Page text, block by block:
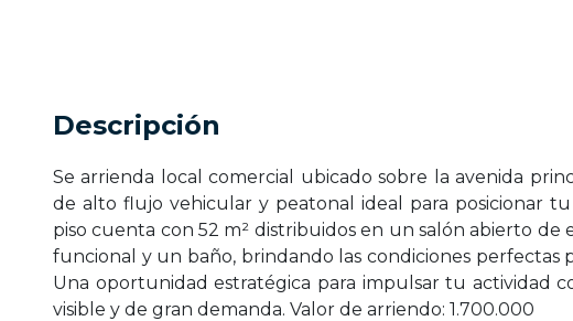
Descripción
Se arrienda local comercial ubicado sobre la avenida
de alto flujo vehicular y peatonal ideal para posicionar
piso cuenta con 52 m² distribuidos en un salón abierto
funcional y un baño, brindando las condiciones perfectas
Una oportunidad estratégica para impulsar tu actividad
visible y de gran demanda. Valor de arriendo: 1.700.000